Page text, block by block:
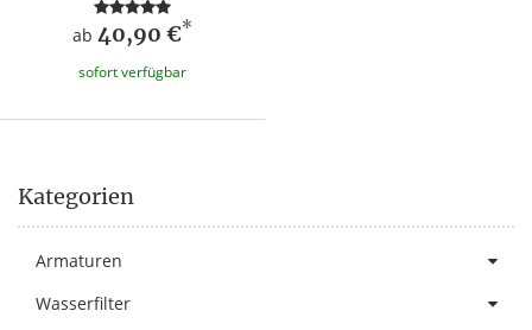
ab 40,90 €*
sofort verfügbar
Kategorien
Armaturen
Wasserfilter